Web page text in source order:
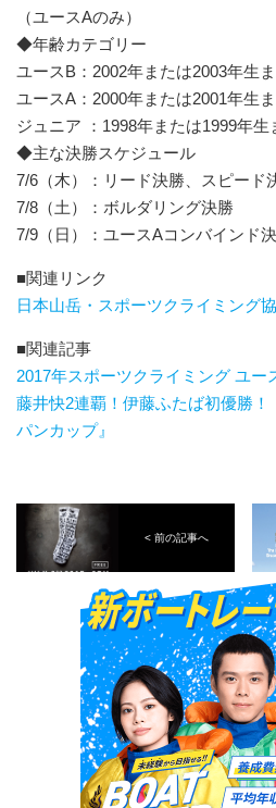
（ユースAのみ）
◆年齢カテゴリー
ユースB：2002年または2003年生
ユースA：2000年または2001年生
ジュニア ：1998年または1999年生
◆主な決勝スケジュール
7/6（木）：リード決勝、スピード
7/8（土）：ボルダリング決勝
7/9（日）：ユースAコンバインド
■関連リンク
日本山岳・スポーツクライミング
■関連記事
2017年スポーツクライミング ユー
藤井快2連覇！伊藤ふたば初優勝！
パンカップ』
< 前の記事へ